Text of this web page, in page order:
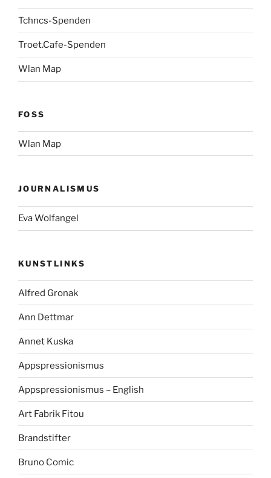
Tchncs-Spenden
Troet.Cafe-Spenden
Wlan Map
FOSS
Wlan Map
JOURNALISMUS
Eva Wolfangel
KUNSTLINKS
Alfred Gronak
Ann Dettmar
Annet Kuska
Appspressionismus
Appspressionismus – English
Art Fabrik Fitou
Brandstifter
Bruno Comic